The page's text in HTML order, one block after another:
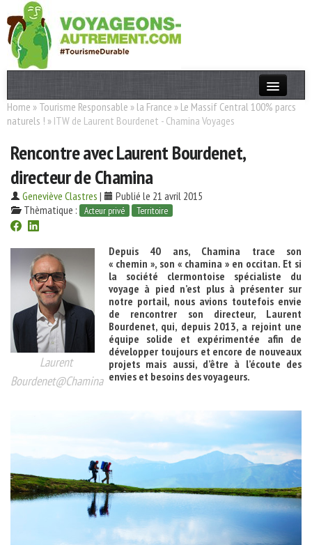
Actualités
Destinations
Acteurs
Thèmes
OK
Home » Tourisme Responsable » la France » Le Massif Central 100% parcs
naturels ! » ITW de Laurent Bourdenet - Chamina Voyages
Rencontre avec Laurent Bourdenet,
directeur de Chamina
Geneviève Clastres |
Publié le 21 avril 2015
Thèmatique :
Acteur privé Territoire
Laurent
Bourdenet@Chamina
Depuis 40 ans, Chamina trace son
« chemin », son « chamina » en occitan. Et si
la société clermontoise spécialiste du
voyage à pied n’est plus à présenter sur
notre portail, nous avions toutefois envie
de rencontrer son directeur, Laurent
Bourdenet, qui, depuis 2013, a rejoint une
équipe solide et expérimentée afin de
développer toujours et encore de nouveaux
projets mais aussi, d’être à l’écoute des
envies et besoins des voyageurs.